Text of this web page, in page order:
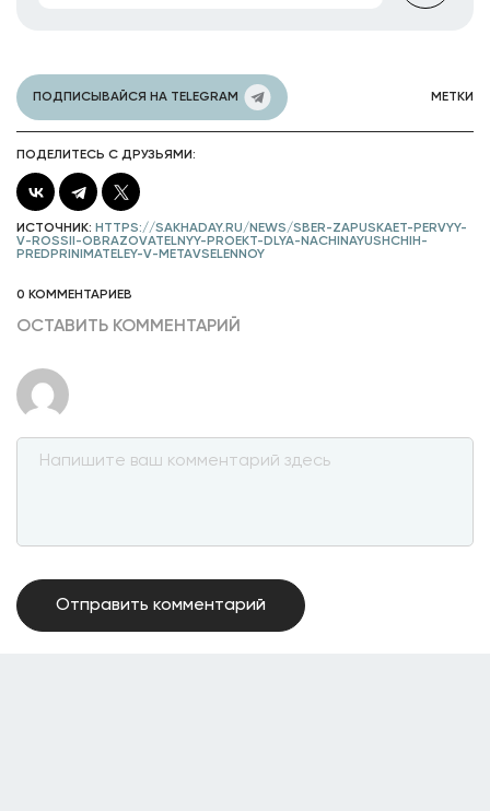
ПОДПИСЫВАЙСЯ НА TELEGRAM МЕТКИ
ПОДЕЛИТЕСЬ С ДРУЗЬЯМИ:
ИСТОЧНИК: HTTPS://SAKHADAY.RU/NEWS/SBER-ZAPUSKAET-PERVYY-
V-ROSSII-OBRAZOVATELNYY-PROEKT-DLYA-NACHINAYUSHCHIH-
PREDPRINIMATELEY-V-METAVSELENNOY
0 КОММЕНТАРИЕВ
ОСТАВИТЬ КОММЕНТАРИЙ